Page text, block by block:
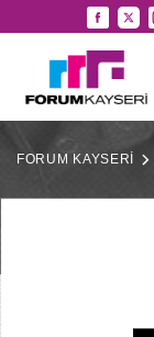
FORUM KAYSERİ